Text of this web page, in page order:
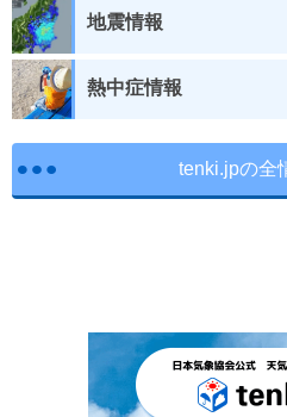
地震情報
熱中症情報
tenki.jpの全